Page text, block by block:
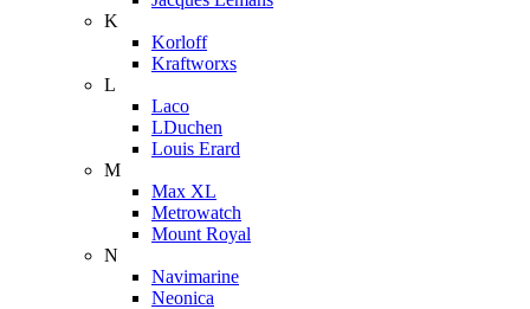
K
Korloff
Kraftworxs
L
Laco
LDuchen
Louis Erard
M
Max XL
Metrowatch
Mount Royal
N
Navimarine
Neonica